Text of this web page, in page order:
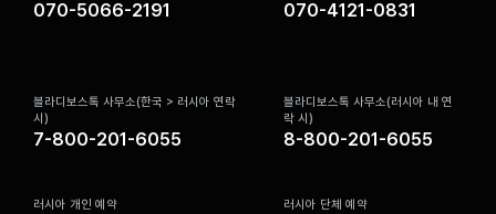
070-5066-2191 070-4121-0831
블라디보스톡 사무소(한국 > 러시아 연락
시)
7-800-201-6055
블라디보스톡 사무소(러시아 내 연
락 시)
8-800-201-6055
러시아 개인 예약 러시아 단체 예약